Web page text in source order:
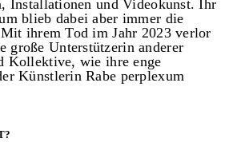
Installationen und Videokunst. Ihr
blieb dabei aber immer die
ihrem Tod im Jahr 2023 verlor
große Unterstützerin anderer
Kollektive, wie ihre enge
Künstlerin Rabe perplexum